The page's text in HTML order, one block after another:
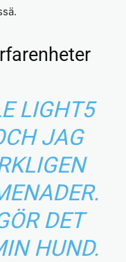
LIGHT5
JAG
DET
HUND.